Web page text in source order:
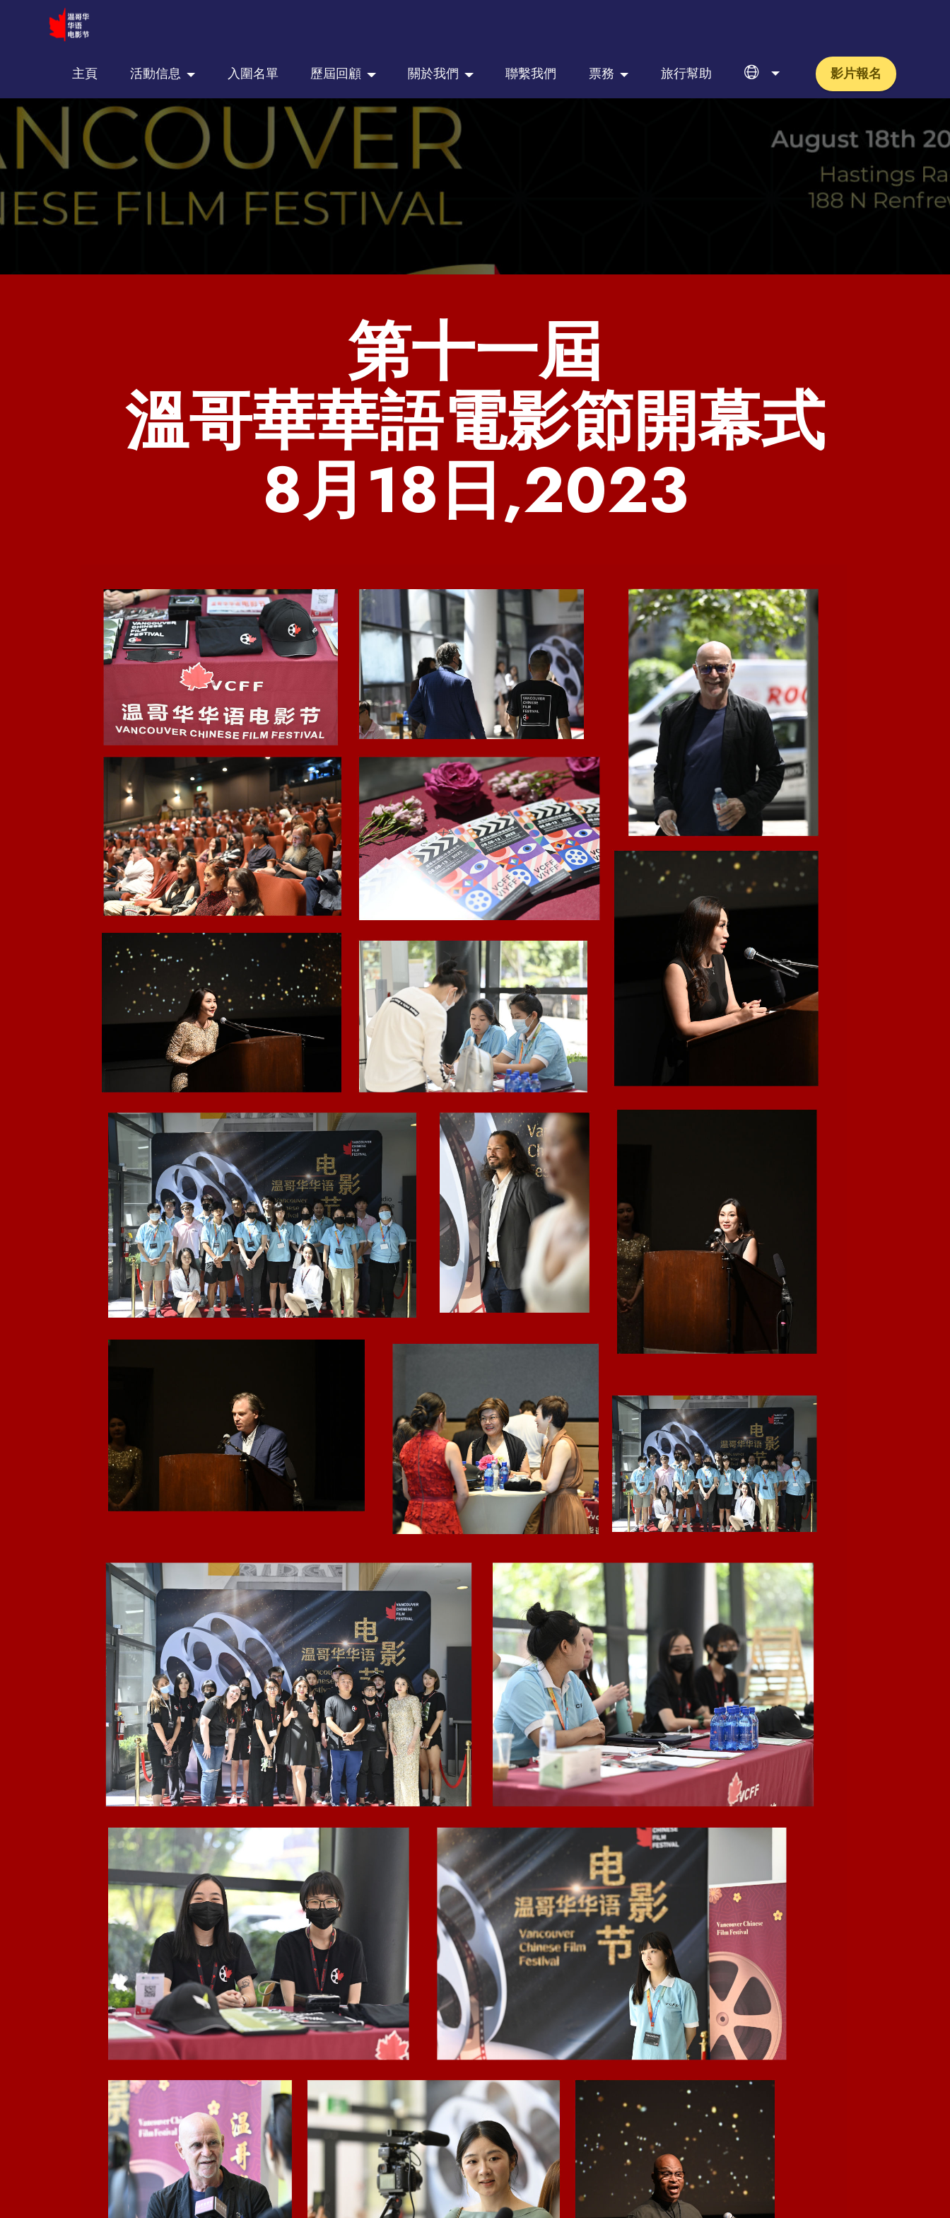
主頁 活動信息 入圍名單 歷屆回顧 關於我們 聯繫我們 票務 旅行幫助 影片報名
第十一屆
溫哥華華語電影節開幕式
8月18日,2023